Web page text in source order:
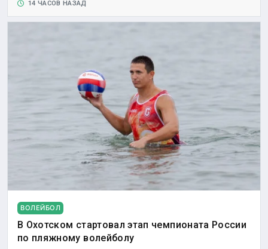
14 ЧАСОВ НАЗАД
ВОЛЕЙБОЛ
В Охотском стартовал этап чемпионата России
по пляжному волейболу